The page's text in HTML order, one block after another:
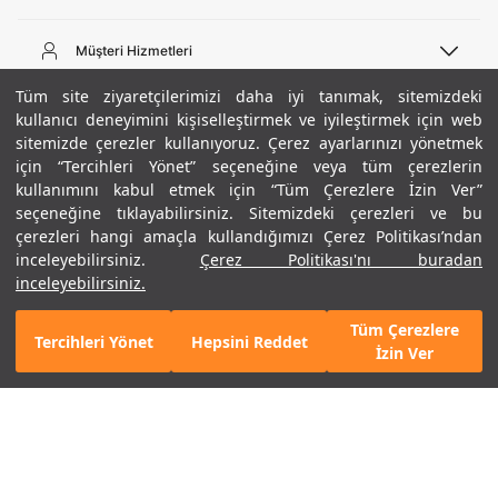
Tüm site ziyaretçilerimizi daha iyi tanımak, sitemizdeki
kullanıcı deneyimini kişiselleştirmek ve iyileştirmek için web
sitemizde çerezler kullanıyoruz. Çerez ayarlarınızı yönetmek
için “Tercihleri Yönet” seçeneğine veya tüm çerezlerin
kullanımını kabul etmek için “Tüm Çerezlere İzin Ver”
seçeneğine tıklayabilirsiniz. Sitemizdeki çerezleri ve bu
çerezleri hangi amaçla kullandığımızı Çerez Politikası’ndan
inceleyebilirsiniz.
Çerez Politikası'nı buradan
inceleyebilirsiniz.
Tercihleri Yönet Hepsini Reddet
Tüm Çerezlere
İzin Ver
+ 7 Renk
GELINCE HABER VER
444 02 00
Pazartesi - Cuma 09:00 - 18:00
E-posta
bilgi@underarmour.com
Müşteri Hizmetleri
Sipariş Sorgulama
Bize Ulaşın
Teslimat Bilgileri
İşlem Rehberi
İade ve Değişimler
Sıkça Sorulan Sorular
Beden Rehberi
Site Haritası
Hakkımızda
Ticari Bilgiler
Hükümler ve Koşullar
Gizlilik Politikası
Çerez Politikası
Kariyer
ETBİS
UA Sosyal Medya
Instagram
Facebook
Twitter
Popüler Kategoriler
Erkek Basketbol Ayakkabısı
Çocuk Basketbol Ayakkabısı
Erkek Eşofman
Kadın Tayt